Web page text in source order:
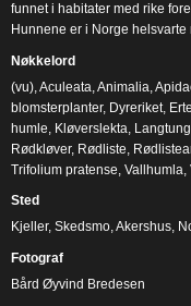
funnet i habitater med rike
Hunnene er i Norge
Nøkkelord
(vu), Aculeata Animalia
blomsterplanter, Dyreriket,
humle Kløverslekta
Rødkløver, Rødliste
Trifolium pratense Vallhumla
Sted
Kjeller, Skedsmo, Akershus,
Fotograf
Bård Øyvind Bredesen